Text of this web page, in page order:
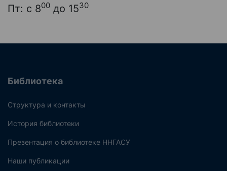
Пт: с 800 до 1530
Библиотека
Структура и контакты
История библиотеки
Презентация о библиотеке ННГАСУ
Наши публикации